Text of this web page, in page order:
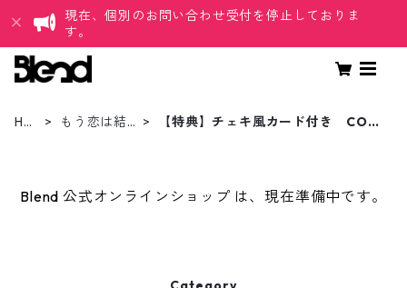
現在、個別のお問い合わせ受付を停止しておりま
す。
HO
もう恋は結
【特典】チェキ風カード付き COM
Blend 公式オンラインショップ は、現在準備中です。